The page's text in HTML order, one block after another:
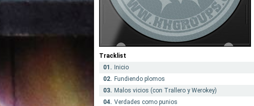
Tracklist
01. Inicio
02. Fundiendo plomos
03. Malos vicios (con Trallero y Werokey)
04. Verdades como punios